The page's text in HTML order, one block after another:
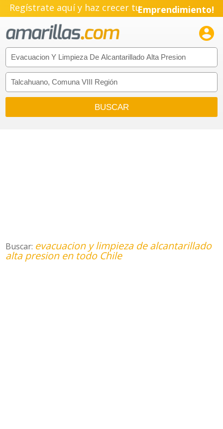
Regístrate aquí y haz crecer tuEmprendimiento!

Buscar: evacuacion y limpieza de alcantarillado
alta presion en todo Chile